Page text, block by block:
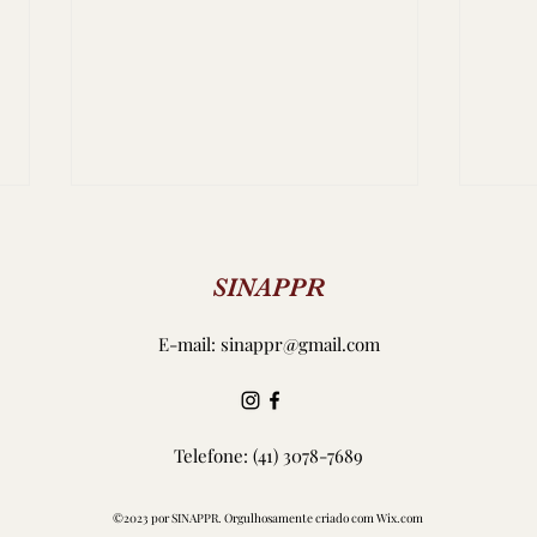
honorários sucumbenciais à
Defensoria Pública
SINAPPR
E-mail: sinappr@gmail.com
Telefone: (41) 3078-7689
©2023 por SINAPPR. Orgulhosamente criado com Wix.com